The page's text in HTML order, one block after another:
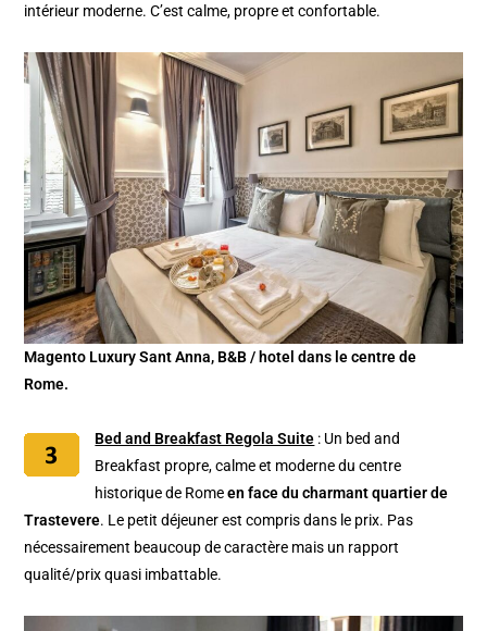
intérieur moderne. C’est calme, propre et confortable.
Magento Luxury Sant Anna, B&B / hotel dans le centre de
Rome.
Bed and Breakfast Regola Suite : Un bed and
Breakfast propre, calme et moderne du centre
historique de Romeen face du charmant quartier de
Trastevere. Le petit déjeuner est compris dans le prix. Pas
nécessairement beaucoup de caractère mais un rapport
qualité/prix quasi imbattable.